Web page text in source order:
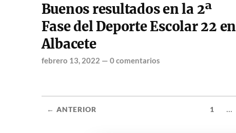
Buenos resultados en la 2ª
Fase del Deporte Escolar 22 en
Albacete
febrero 13, 2022 — 0 comentarios
← ANTERIOR 1 ...